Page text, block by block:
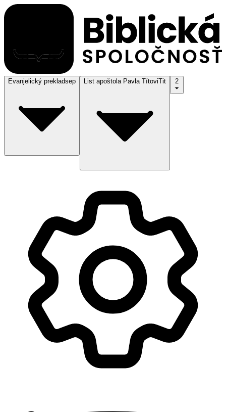
Evanjelický prekladsep List apoštola Pavla TítoviTit